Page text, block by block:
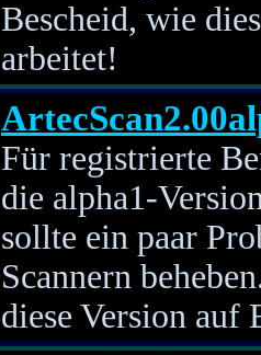
Bescheid, wie
arbeitet!
Für registrierte
die alpha1-
sollte ein paar
Scannern
diese Version auf